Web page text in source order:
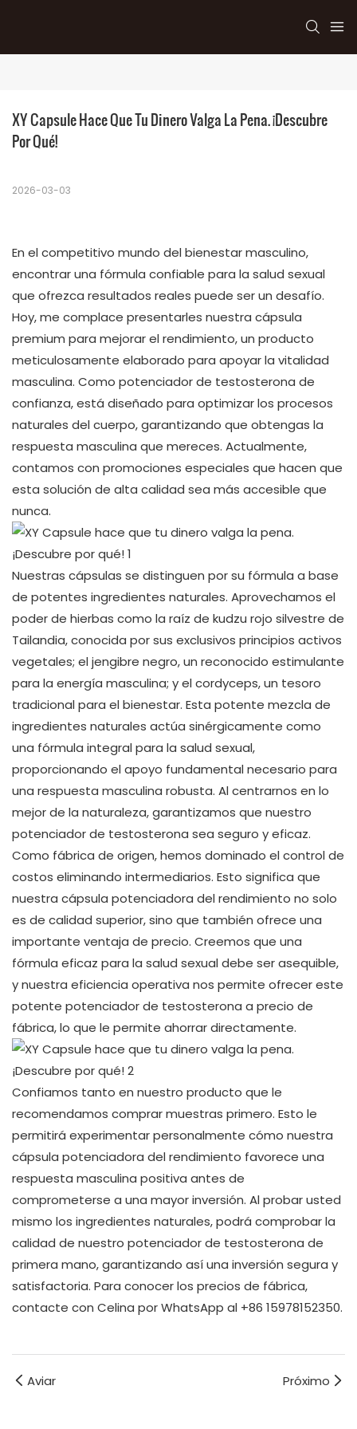
XY Capsule Hace Que Tu Dinero Valga La Pena. ¡Descubre
Por Qué!
2026-03-03
En el competitivo mundo del bienestar masculino,
encontrar una fórmula confiable para la salud sexual
que ofrezca resultados reales puede ser un desafío.
Hoy, me complace presentarles nuestra cápsula
premium para mejorar el rendimiento, un producto
meticulosamente elaborado para apoyar la vitalidad
masculina. Como potenciador de testosterona de
confianza, está diseñado para optimizar los procesos
naturales del cuerpo, garantizando que obtengas la
respuesta masculina que mereces. Actualmente,
contamos con promociones especiales que hacen que
esta solución de alta calidad sea más accesible que
nunca.
Nuestras cápsulas se distinguen por su fórmula a base
de potentes ingredientes naturales. Aprovechamos el
poder de hierbas como la raíz de kudzu rojo silvestre de
Tailandia, conocida por sus exclusivos principios activos
vegetales; el jengibre negro, un reconocido estimulante
para la energía masculina; y el cordyceps, un tesoro
tradicional para el bienestar. Esta potente mezcla de
ingredientes naturales actúa sinérgicamente como
una fórmula integral para la salud sexual,
proporcionando el apoyo fundamental necesario para
una respuesta masculina robusta. Al centrarnos en lo
mejor de la naturaleza, garantizamos que nuestro
potenciador de testosterona sea seguro y eficaz.
Como fábrica de origen, hemos dominado el control de
costos eliminando intermediarios. Esto significa que
nuestra cápsula potenciadora del rendimiento no solo
es de calidad superior, sino que también ofrece una
importante ventaja de precio. Creemos que una
fórmula eficaz para la salud sexual debe ser asequible,
y nuestra eficiencia operativa nos permite ofrecer este
potente potenciador de testosterona a precio de
fábrica, lo que le permite ahorrar directamente.
Confiamos tanto en nuestro producto que le
recomendamos comprar muestras primero. Esto le
permitirá experimentar personalmente cómo nuestra
cápsula potenciadora del rendimiento favorece una
respuesta masculina positiva antes de
comprometerse a una mayor inversión. Al probar usted
mismo los ingredientes naturales, podrá comprobar la
calidad de nuestro potenciador de testosterona de
primera mano, garantizando así una inversión segura y
satisfactoria. Para conocer los precios de fábrica,
contacte con Celina por WhatsApp al +86 15978152350.
Aviar Próximo